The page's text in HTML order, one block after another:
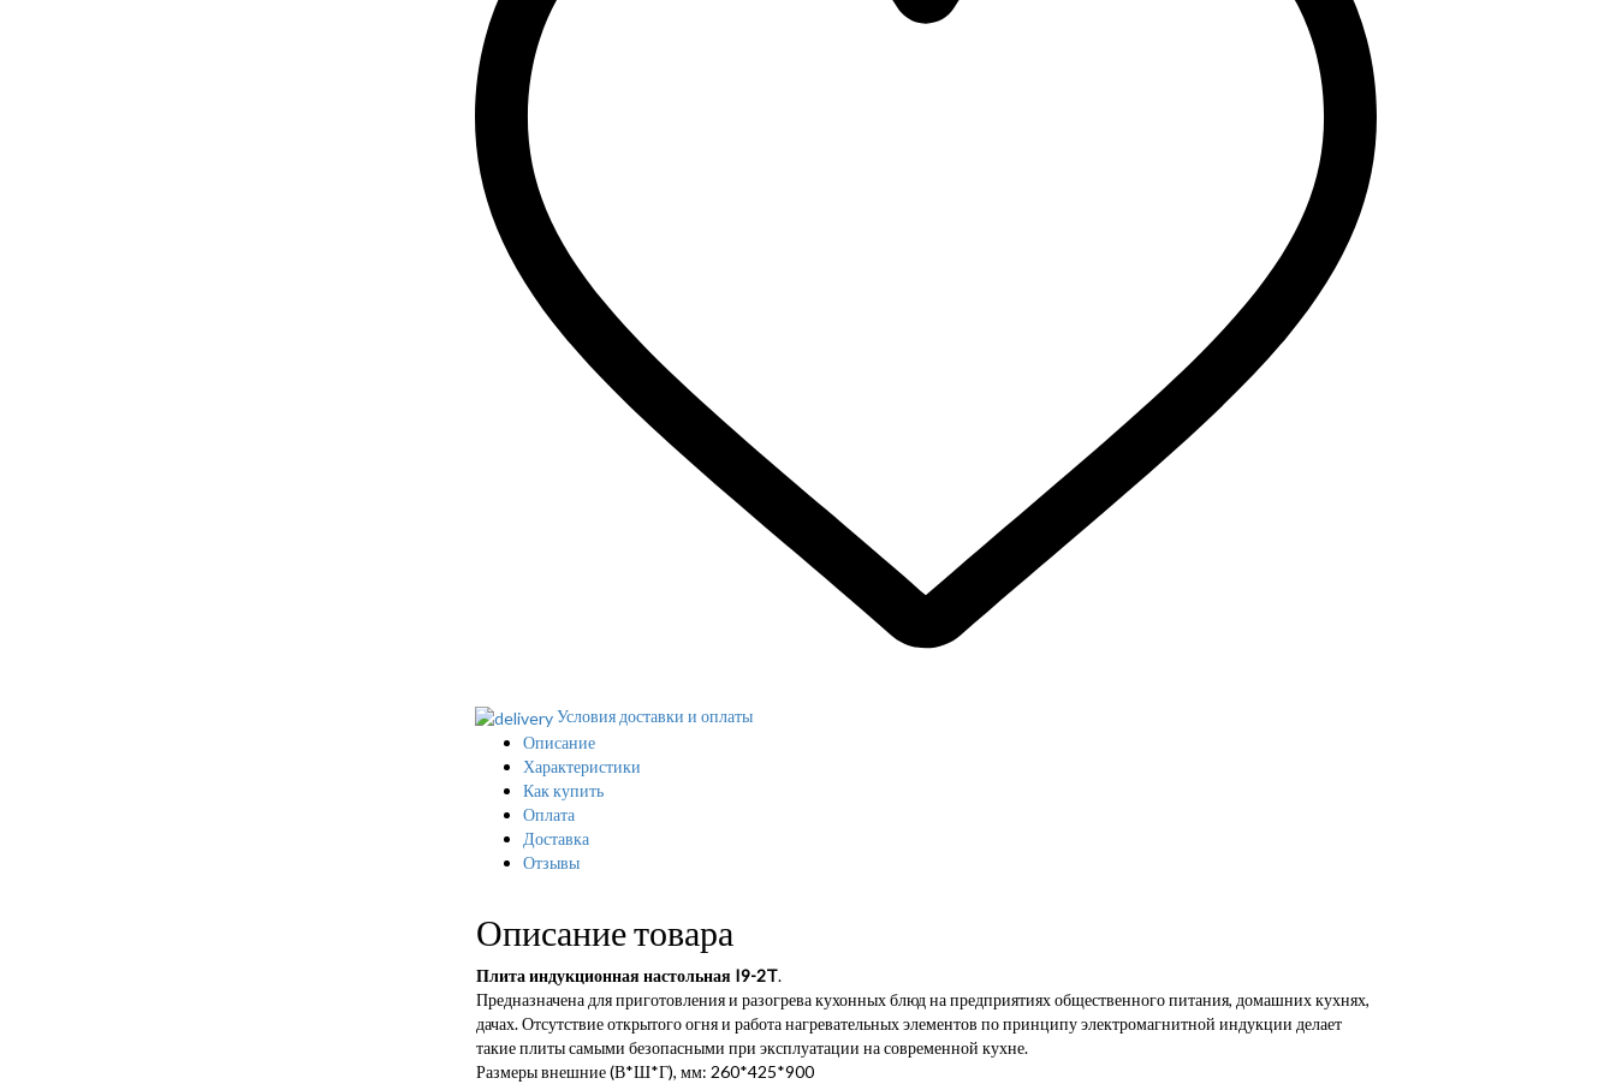
Условия доставки и оплаты
Описание
Характеристики
Как купить
Оплата
Доставка
Отзывы
Описание товара
Плита индукционная настольная I9-2T.
Предназначена для приготовления и разогрева кухонных блюд на предприятиях общественного питания, домашних кухнях,
дачах. Отсутствие открытого огня и работа нагревательных элементов по принципу электромагнитной индукции делает
такие плиты самыми безопасными при эксплуатации на современной кухне.
Размеры внешние (В*Ш*Г), мм: 260*425*900